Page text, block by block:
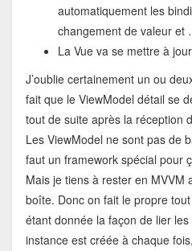
automatiquement les
changement de valeur et
La Vue va se mettre à
J’oublie certainement un ou
fait que le ViewModel détail se
tout de suite après la réception
Les ViewModel ne sont pas de
faut un framework spécial pour
Mais je tiens à rester en MVVM
boîte. Donc on fait le propre
étant donnée la façon de lier
instance est créée à chaque